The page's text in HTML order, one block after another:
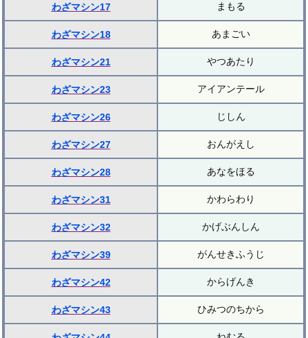
わざマシン17 まもる
わざマシン18 あまごい
わざマシン21 やつあたり
わざマシン23 アイアンテール
わざマシン26 じしん
わざマシン27 おんがえし
わざマシン28 あなをほる
わざマシン31 かわらわり
わざマシン32 かげぶんしん
わざマシン39 がんせきふうじ
わざマシン42 からげんき
わざマシン43 ひみつのちから